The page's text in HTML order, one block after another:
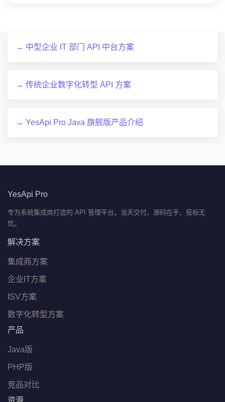
→ 中型企业 IT 部门 API 中台方案
→ 传统企业数字化转型 API 方案
→ YesApi Pro Java 旗舰版产品介绍
YesApi Pro
专为系统集成商打造的 API 管理平台。当天交付、源码在手、投标无
忧。
解决方案
集成商方案
企业IT方案
ISV方案
数字化转型方案
产品
Java版
PHP版
竞品对比
资源